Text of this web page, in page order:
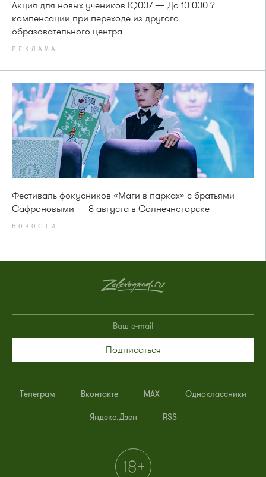
Акция для новых учеников IQ007 — До 10 000 ?
компенсации при переходе из другого
образовательного центра
РЕКЛАМА
Фестиваль фокусников «Маги в парках» с братьями
Сафроновыми — 8 августа в Солнечногорске
НОВОСТИ
Подписаться
Телеграм Вконтакте MAX Одноклассники
Яндекс.Дзен RSS